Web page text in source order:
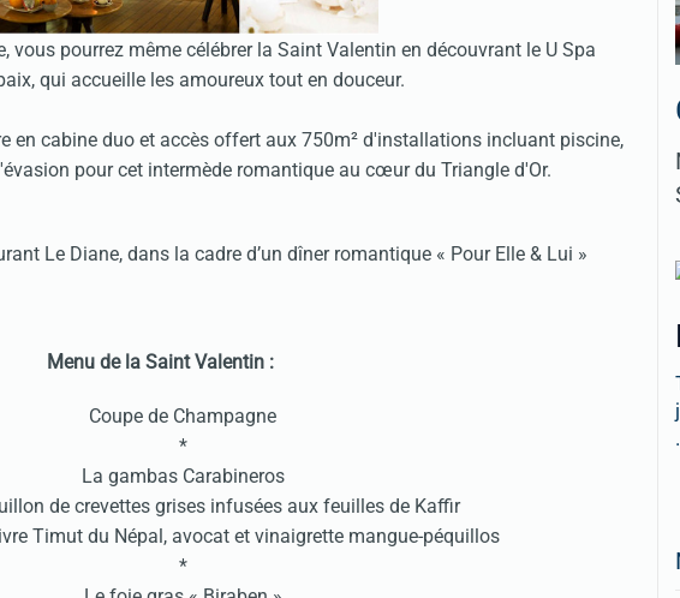
vous pourrez même célébrer la Saint Valentin en découvrant le U Spa
qui accueille les amoureux tout en douceur.
en cabine duo et accès offert aux 750m² d'installations incluant piscine,
pour cet intermède romantique au cœur du Triangle d'Or.
Le Diane, dans la cadre d’un dîner romantique « Pour Elle & Lui »
Menu de la Saint Valentin :
Coupe de Champagne
*
La gambas Carabineros
de crevettes grises infusées aux feuilles de Kaffir
Timut du Népal, avocat et vinaigrette mangue-péquillos
*